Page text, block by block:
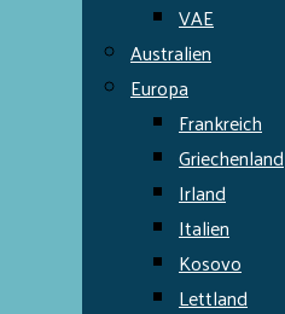
VAE
Australien
Europa
Frankreich
Griechenland
Irland
Italien
Kosovo
Lettland